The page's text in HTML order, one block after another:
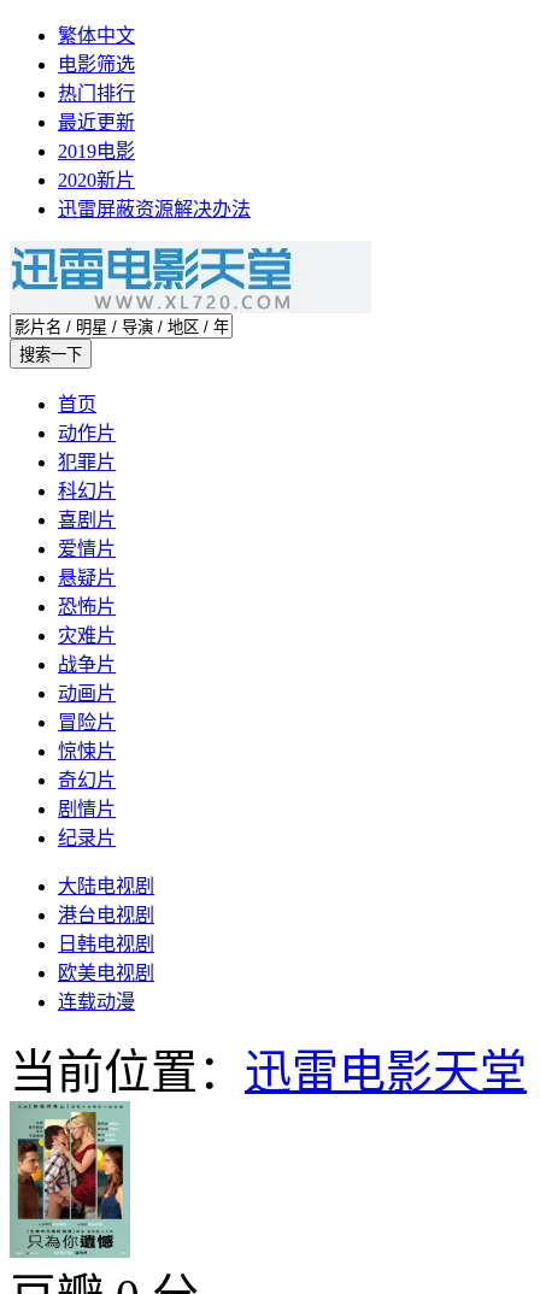
繁体中文
电影筛选
热门排行
最近更新
2019电影
2020新片
迅雷屏蔽资源解决办法
首页
动作片
犯罪片
科幻片
喜剧片
爱情片
悬疑片
恐怖片
灾难片
战争片
动画片
冒险片
惊悚片
奇幻片
剧情片
纪录片
大陆电视剧
港台电视剧
日韩电视剧
欧美电视剧
连载动漫
当前位置： 迅雷电影天堂